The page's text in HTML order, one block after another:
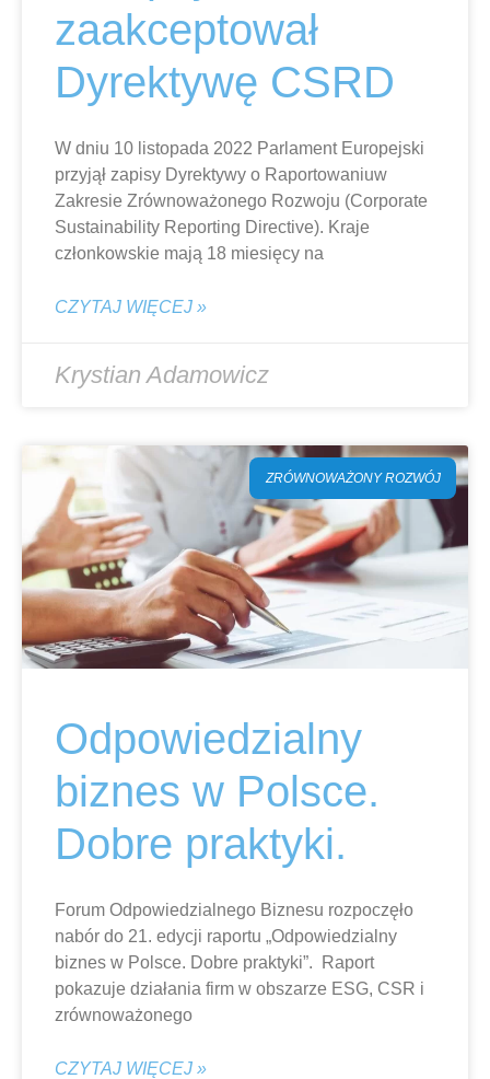
zaakceptował
Dyrektywę CSRD
W dniu 10 listopada 2022 Parlament Europejski
przyjął zapisy Dyrektywy o Raportowaniuw
Zakresie Zrównoważonego Rozwoju (Corporate
Sustainability Reporting Directive). Kraje
członkowskie mają 18 miesięcy na
CZYTAJ WIĘCEJ »
Krystian Adamowicz
ZRÓWNOWAŻONY ROZWÓJ
Odpowiedzialny
biznes w Polsce.
Dobre praktyki.
Forum Odpowiedzialnego Biznesu rozpoczęło
nabór do 21. edycji raportu „Odpowiedzialny
biznes w Polsce. Dobre praktyki”. Raport
pokazuje działania firm w obszarze ESG, CSR i
zrównoważonego
CZYTAJ WIĘCEJ »